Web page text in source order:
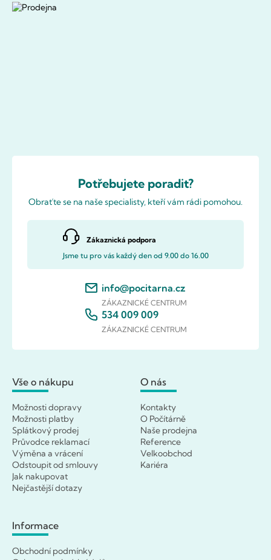
Potřebujete poradit?
Obraťte se na naše specialisty, kteří vám rádi pomohou.
Zákaznická podpora
Jsme tu pro vás každý den od 9.00 do 16.00
info@pocitarna.cz
ZÁKAZNICKÉ CENTRUM
534 009 009
ZÁKAZNICKÉ CENTRUM
Vše o nákupu
Možnosti dopravy
Možnosti platby
Splátkový prodej
Průvodce reklamací
Výměna a vrácení
Odstoupit od smlouvy
Jak nakupovat
Nejčastější dotazy
O nás
Kontakty
O Počítárně
Naše prodejna
Reference
Velkoobchod
Kariéra
Informace
Obchodní podmínky